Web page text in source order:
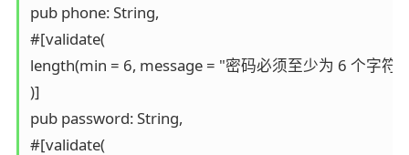
pub phone: String,
#[validate(
length(min = 6, message = "密码必须至少为 6 个字符")
)]
pub password: String,
#[validate(